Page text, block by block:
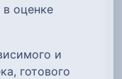
в оценке
и
готового